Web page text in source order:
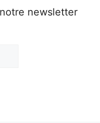
newsletter